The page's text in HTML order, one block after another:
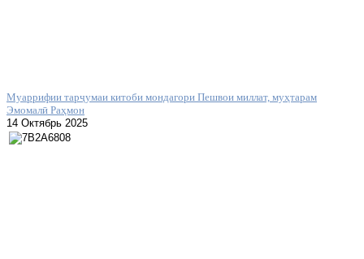
Муаррифии тарҷумаи китоби мондагори Пешвои миллат, муҳтарам
Эмомалӣ Раҳмон
14 Октябрь 2025